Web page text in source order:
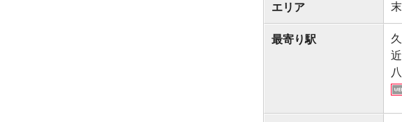
エリア
最寄り駅